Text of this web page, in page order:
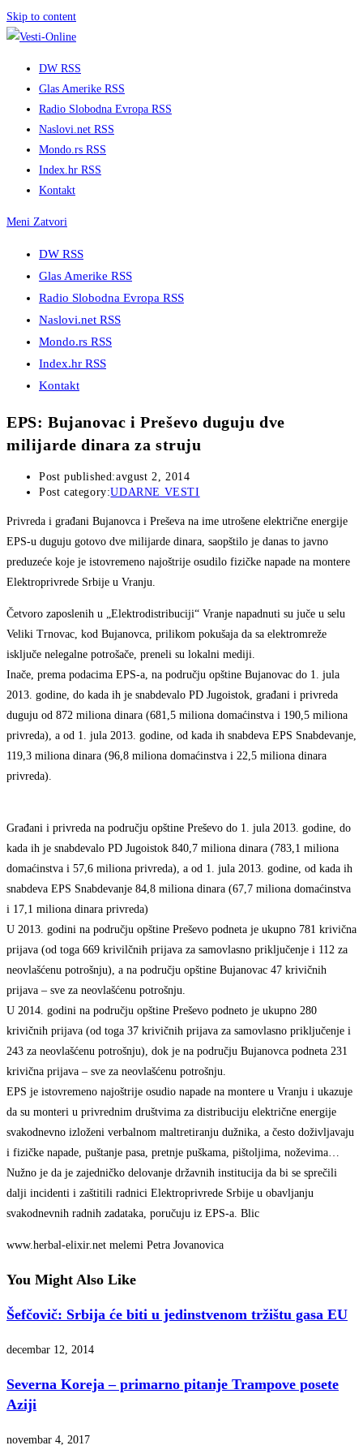
Skip to content
DW RSS
Glas Amerike RSS
Radio Slobodna Evropa RSS
Naslovi.net RSS
Mondo.rs RSS
Index.hr RSS
Kontakt
Meni Zatvori
DW RSS
Glas Amerike RSS
Radio Slobodna Evropa RSS
Naslovi.net RSS
Mondo.rs RSS
Index.hr RSS
Kontakt
EPS: Bujanovac i Preševo duguju dve
milijarde dinara za struju
Post published:avgust 2, 2014
Post category:UDARNE VESTI
Privreda i građani Bujanovca i Preševa na ime utrošene električne energije
EPS-u duguju gotovo dve milijarde dinara, saopštilo je danas to javno
preduzeće koje je istovremeno najoštrije osudilo fizičke napade na montere
Elektroprivrede Srbije u Vranju.
Četvoro zaposlenih u „Elektrodistribuciji“ Vranje napadnuti su juče u selu
Veliki Trnovac, kod Bujanovca, prilikom pokušaja da sa elektromreže
isključe nelegalne potrošače, preneli su lokalni mediji.
Inače, prema podacima EPS-a, na području opštine Bujanovac do 1. jula
2013. godine, do kada ih je snabdevalo PD Jugoistok, građani i privreda
duguju od 872 miliona dinara (681,5 miliona domaćinstva i 190,5 miliona
privreda), a od 1. jula 2013. godine, od kada ih snabdeva EPS Snabdevanje,
119,3 miliona dinara (96,8 miliona domaćinstva i 22,5 miliona dinara
privreda).
Građani i privreda na području opštine Preševo do 1. jula 2013. godine, do
kada ih je snabdevalo PD Jugoistok 840,7 miliona dinara (783,1 miliona
domaćinstva i 57,6 miliona privreda), a od 1. jula 2013. godine, od kada ih
snabdeva EPS Snabdevanje 84,8 miliona dinara (67,7 miliona domaćinstva
i 17,1 miliona dinara privreda)
U 2013. godini na području opštine Preševo podneta je ukupno 781 krivična
prijava (od toga 669 krivilčnih prijava za samovlasno priključenje i 112 za
neovlašćenu potrošnju), a na području opštine Bujanovac 47 krivičnih
prijava – sve za neovlašćenu potrošnju.
U 2014. godini na području opštine Preševo podneto je ukupno 280
krivičnih prijava (od toga 37 krivičnih prijava za samovlasno priključenje i
243 za neovlašćenu potrošnju), dok je na području Bujanovca podneta 231
krivična prijava – sve za neovlašćenu potrošnju.
EPS je istovremeno najoštrije osudio napade na montere u Vranju i ukazuje
da su monteri u privrednim društvima za distribuciju električne energije
svakodnevno izloženi verbalnom maltretiranju dužnika, a često doživljavaju
i fizičke napade, puštanje pasa, pretnje puškama, pištoljima, noževima…
Nužno je da je zajedničko delovanje državnih institucija da bi se sprečili
dalji incidenti i zaštitili radnici Elektroprivrede Srbije u obavljanju
svakodnevnih radnih zadataka, poručuju iz EPS-a. Blic
www.herbal-elixir.net melemi Petra Jovanovica
You Might Also Like
Šefčovič: Srbija će biti u jedinstvenom tržištu gasa EU
decembar 12, 2014
Severna Koreja – primarno pitanje Trampove posete
Aziji
novembar 4, 2017